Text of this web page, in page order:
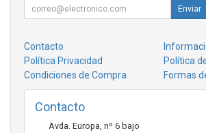
Enviar
Contacto
Política Privacidad
Política
Condiciones de Compra
Formas
Contacto
Avda. Europa, nº 6 bajo